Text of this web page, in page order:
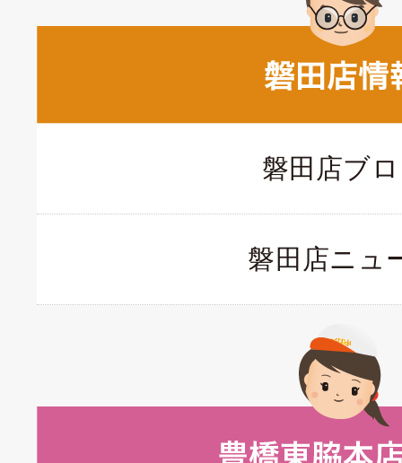
磐田店ブ
磐田店ニュ